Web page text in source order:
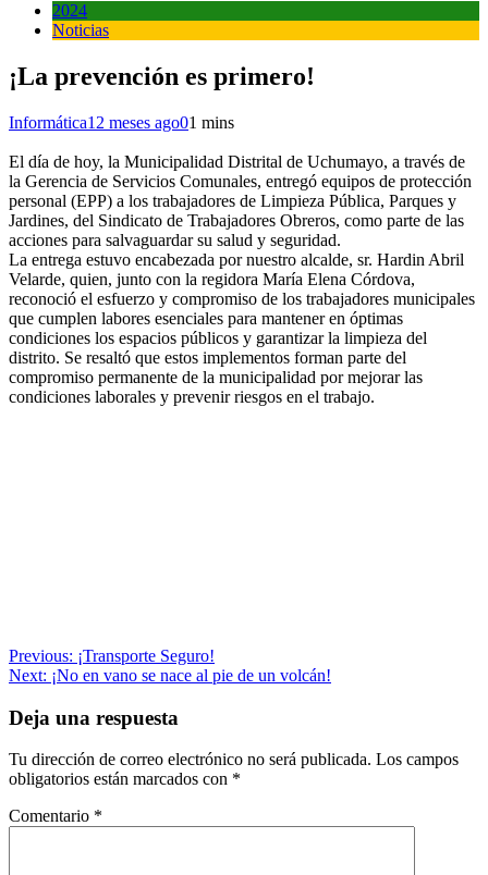
2024
Noticias
¡La prevención es primero!
Informática12 meses ago01 mins
El día de hoy, la Municipalidad Distrital de Uchumayo, a través de
la Gerencia de Servicios Comunales, entregó equipos de protección
personal (EPP) a los trabajadores de Limpieza Pública, Parques y
Jardines, del Sindicato de Trabajadores Obreros, como parte de las
acciones para salvaguardar su salud y seguridad.
La entrega estuvo encabezada por nuestro alcalde, sr. Hardin Abril
Velarde, quien, junto con la regidora María Elena Córdova,
reconoció el esfuerzo y compromiso de los trabajadores municipales
que cumplen labores esenciales para mantener en óptimas
condiciones los espacios públicos y garantizar la limpieza del
distrito. Se resaltó que estos implementos forman parte del
compromiso permanente de la municipalidad por mejorar las
condiciones laborales y prevenir riesgos en el trabajo.
Navegación
de
entradas
Previous: ¡Transporte Seguro!
Next: ¡No en vano se nace al pie de un volcán!
Deja una respuesta
Tu dirección de correo electrónico no será publicada. Los campos
obligatorios están marcados con *
Comentario *